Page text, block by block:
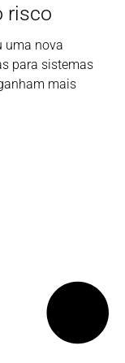
risco
uma nova
para sistemas
mais